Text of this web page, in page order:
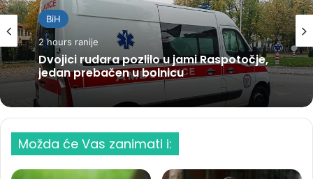
BiH
2 hours ranije
Dvojici rudara pozlilo u jami Raspotočje,
jedan prebačen u bolnicu
Možda će Vas zanimati i: